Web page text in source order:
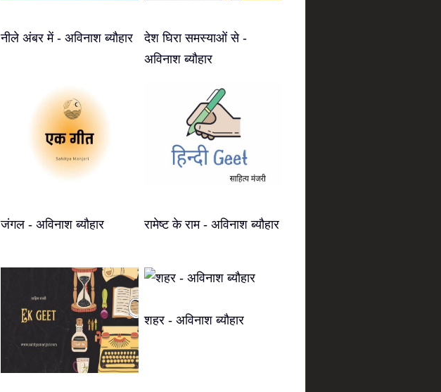
नीले अंबर में - अविनाश ब्यौहार
देश घिरा समस्याओं से -
अविनाश ब्यौहार
जंगल - अविनाश ब्यौहार रामेष्ट के राम - अविनाश ब्यौहार
शहर - अविनाश ब्यौहार